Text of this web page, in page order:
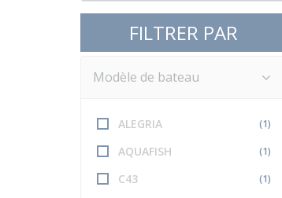
FILTRER PAR
Modèle de bateau
ALEGRIA (1)
AQUAFISH (1)
C43 (1)